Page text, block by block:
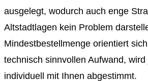
ausgelegt, wodurch auch enge
Altstadtlagen kein Problem
Mindestbestellmenge orientiert
technisch sinnvollen Aufwand,
individuell mit Ihnen abgestimmt.